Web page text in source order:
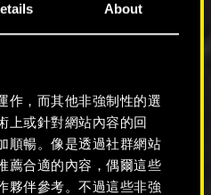
About
作，而其他非強制性的選
上或針對網站內容的回
順暢。像是透過社群網站
薦合適的內容，偶爾這些
夥伴參考。不過這些非強
洋子交談卻無可推進
置物櫃取回武器後，
物品的問題。
更新檔 2.1 版本中傷
現、無法互動，導致
的問題。
時【車輛委託】未生